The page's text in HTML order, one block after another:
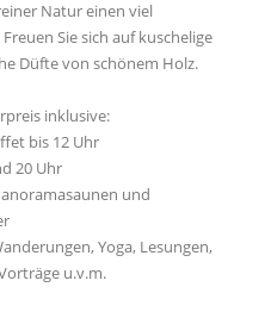
Natur einen viel
Sie sich auf kuschelige
Düfte von schönem Holz.
inklusive:
bis 12 Uhr
20 Uhr
und
Yoga, Lesungen,
u.v.m.